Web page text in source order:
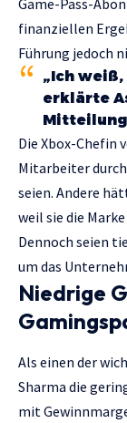
Game-Pass-
finanziellen
Führung jedoch
„Ich
erklärte
Die Xbox-Chefin
Mitarbeiter
seien. Andere
weil sie die
Dennoch seien
um das
Niedrige
Als einen der
Sharma die
mit